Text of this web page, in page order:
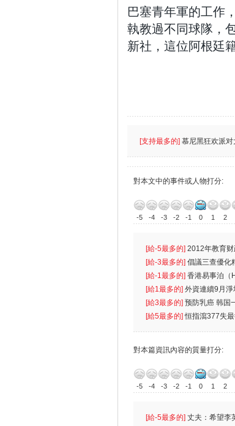
巴塞青年軍的工作
執教過不同球隊，
新社，這位阿根廷
[支持最多的] 慕尼黑狂欢派对
對本文中的事件或人物打分:
-5 -4 -3 -2 -1 0 1 2
[給-5最多的] 2012年教育
首位
[給-3最多的] 倡議三查優化
生
[給-1最多的] 香港易事泊
k）”项目
[給1最多的] 外資連續9月
[給3最多的] 预防乳癌 韩国
[給5最多的]恒指瀉377失
對本篇資訊內容的質量打分:
-5 -4 -3 -2 -1 0 1 2
[給-5最多的] 丈夫：希望李